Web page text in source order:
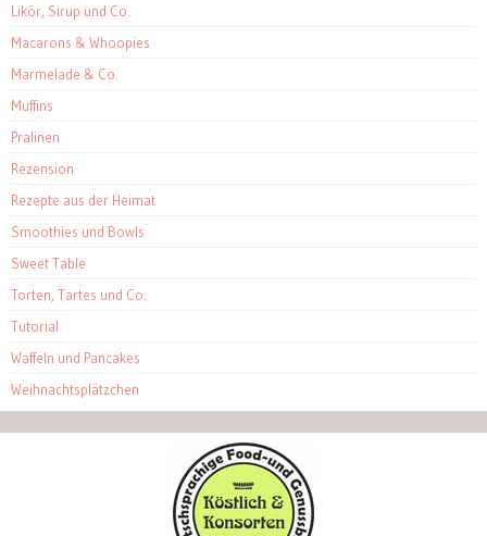
Likör, Sirup und Co.
Macarons & Whoopies
Marmelade & Co.
Muffins
Pralinen
Rezension
Rezepte aus der Heimat
Smoothies und Bowls
Sweet Table
Torten, Tartes und Co.
Tutorial
Waffeln und Pancakes
Weihnachtsplätzchen